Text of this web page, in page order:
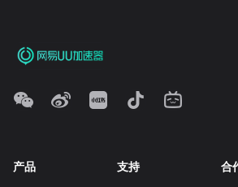
产品 支持 合